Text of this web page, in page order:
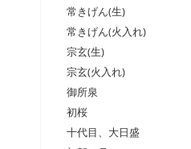
常きげん(生)
常きげん(火入れ)
宗玄(生)
宗玄(火入れ)
御所泉
初桜
十代目、大日盛